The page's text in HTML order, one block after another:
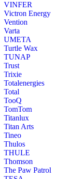
VINFER
Victron Energy
Vention
Varta
UMETA
Turtle Wax
TUNAP
Trust
Trixie
Totalenergies
Total
TooQ
TomTom
Titanlux
Titan Arts
Tineo
Thulos
THULE
Thomson
The Paw Patrol